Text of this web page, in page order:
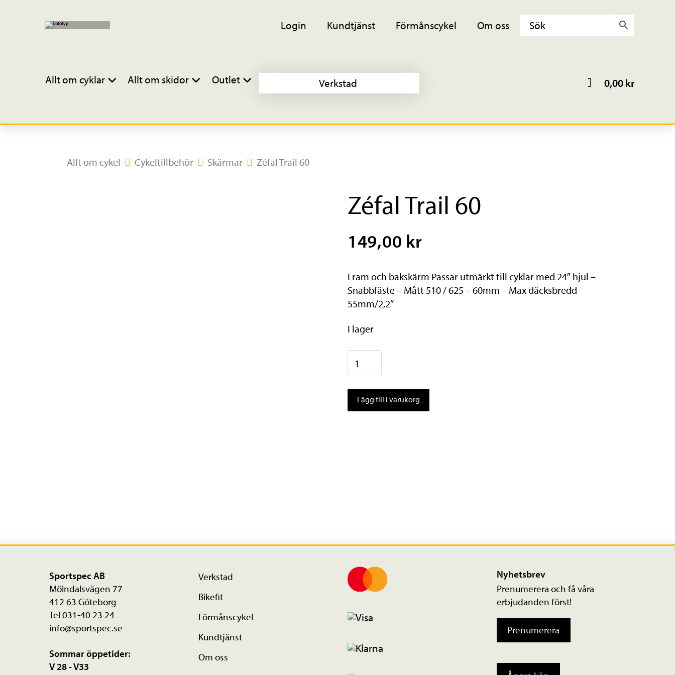
Login Kundtjänst Förmånscykel Om oss
Allt om cyklar Allt om skidor Outlet Verkstad 0,00kr
Allt om cykel Cykeltillbehör Skärmar Zéfal Trail 60
Zéfal Trail 60
149,00 kr
Fram och bakskärm Passar utmärkt till cyklar med 24″ hjul –
Snabbfäste – Mått 510 / 625 – 60mm – Max däcksbredd
55mm/2,2″
I lager
Zéfal
Trail
60
mängd
Lägg till i varukorg
Sportspec AB
Mölndalsvägen 77
412 63 Göteborg
Tel 031-40 23 24
info@sportspec.se
Sommar öppetider:
V 28 - V33
Verkstad
Bikefit
Förmånscykel
Kundtjänst
Om oss
Nyhetsbrev
Prenumerera och få våra
erbjudanden först!
Prenumerera